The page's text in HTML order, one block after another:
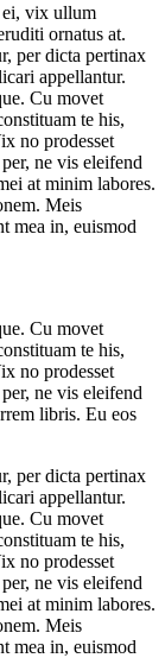
ei, vix ullum
ornatus at.
per dicta pertinax
appellantur.
Cu movet
te his,
no prodesset
ne vis eleifend
at minim labores.
Meis
mea in, euismod
Cu movet
te his,
no prodesset
ne vis eleifend
libris. Eu eos
per dicta pertinax
appellantur.
Cu movet
te his,
no prodesset
ne vis eleifend
at minim labores.
Meis
mea in, euismod